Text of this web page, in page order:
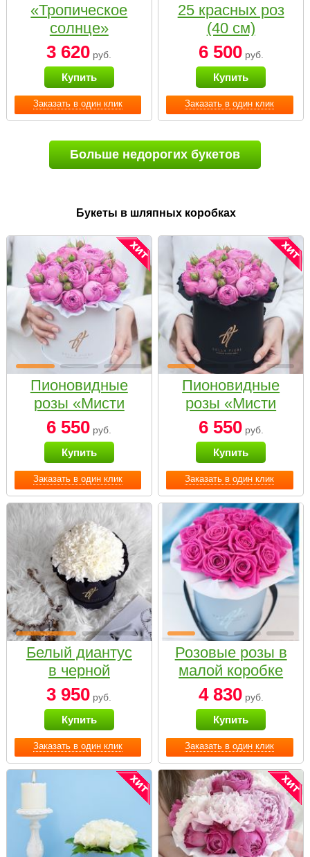
Заказать в один клик
«Тропическое
солнце»
3 620 руб.
Купить
Заказать в один клик
25 красных роз
(40 см)
6 500руб.
Купить
Больше недорогих букетов
Букеты в шляпных коробках
Заказать в один клик
Пионовидные
розы «Мисти
бабблс» в белой
коробке Small
6 550 руб.
Купить
Заказать в один клик
Пионовидные
розы «Мисти
бабблс» в
черной коробке
Small
6 550руб.
Купить
Заказать в один клик
Белый диантус
в черной
коробке Small
3 950 руб.
Купить
Заказать в один клик
Розовые розы в
малой коробке
4 830руб.
Купить